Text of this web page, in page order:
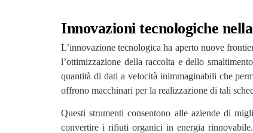
Innovazioni tecnologiche
L’innovazione tecnologica ha aperto nuove
l’ottimizzazione della raccolta e dello
quantità di dati a velocità inimmaginabili che
offrono macchinari per la realizzazione di tali
Questi strumenti consentono alle aziende di
convertire i rifiuti organici in energia